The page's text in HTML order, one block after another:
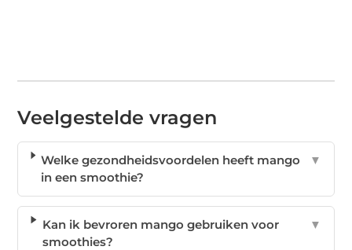
Veelgestelde vragen
Welke gezondheidsvoordelen heeft mango
in een smoothie?
▼
Kan ik bevroren mango gebruiken voor
smoothies?
▼